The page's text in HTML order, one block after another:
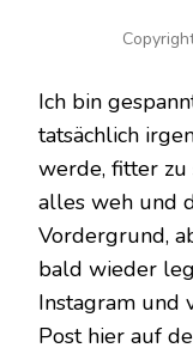
Ich bin
tatsächlich
werde, fitter zu
alles weh und
Vordergrund,
bald wieder
Instagram und
Post hier auf